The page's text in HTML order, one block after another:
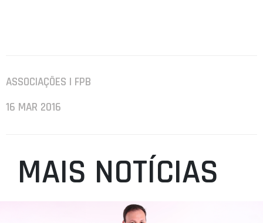
ASSOCIAÇÕES | FPB
16 MAR 2016
MAIS NOTÍCIAS